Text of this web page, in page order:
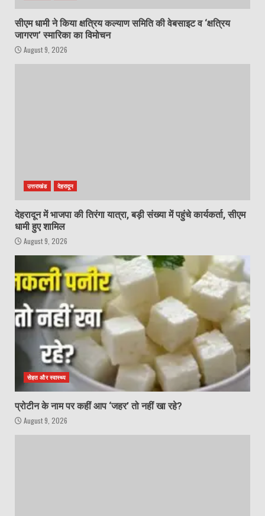
सीएम धामी ने किया क्षत्रिय कल्याण समिति की वेबसाइट व ‘क्षत्रिय
जागरण’ स्मारिका का विमोचन
August 9, 2026
उत्तराखंड देहरादून
देहरादून में भाजपा की तिरंगा यात्रा, बड़ी संख्या में पहुंचे कार्यकर्ता, सीएम
धामी हुए शामिल
August 9, 2026
सेहत और स्वास्थ्य
प्रोटीन के नाम पर कहीं आप ‘जहर’ तो नहीं खा रहे?
August 9, 2026